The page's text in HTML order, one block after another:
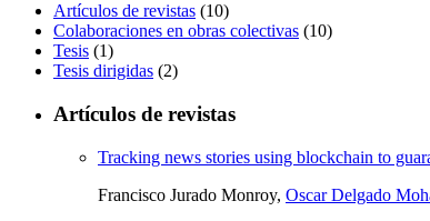
Artículos de revistas (10)
Colaboraciones en obras colectivas (10)
Tesis (1)
Tesis dirigidas (2)
Artículos de revistas
Tracking news stories using blockchain to
Francisco Jurado Monroy, Oscar Delgado